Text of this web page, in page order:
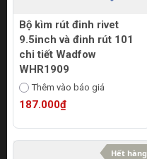
Bộ kìm rút đinh rivet
9.5inch và đinh rút 101
chi tiết Wadfow
WHR1909
Thêm vào báo giá
187.000₫
Hết hàng